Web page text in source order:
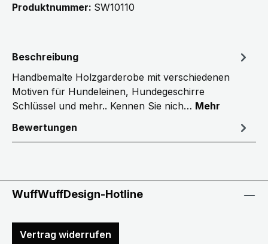
Produktnummer: SW10110
Beschreibung
Handbemalte Holzgarderobe mit verschiedenen
Motiven für Hundeleinen, Hundegeschirre
Schlüssel und mehr.. Kennen Sie nich… Mehr
Bewertungen
WuffWuffDesign-Hotline
Vertrag widerrufen